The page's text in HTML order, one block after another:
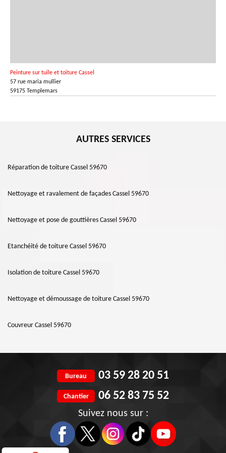
Peinture sur tuile et toiture Cassel
57 rue maria mullier
59175 Templemars
AUTRES SERVICES
Réparation de toiture Cassel 59670
Nettoyage et ravalement de façades Cassel 59670
Nettoyage et pose de gouttières Cassel 59670
Etanchéité de toiture Cassel 59670
Isolation de toiture Cassel 59670
Nettoyage et démoussage de toiture Cassel 59670
Couvreur Cassel 59670
Bureau 03 59 28 20 51
Chantier 06 52 83 75 52
Suivez nous sur :